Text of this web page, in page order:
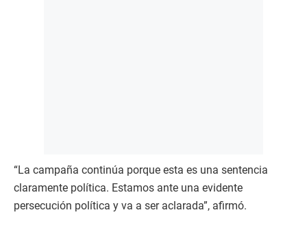
“La campaña continúa porque esta es una sentencia
claramente política. Estamos ante una evidente
persecución política y va a ser aclarada”, afirmó.